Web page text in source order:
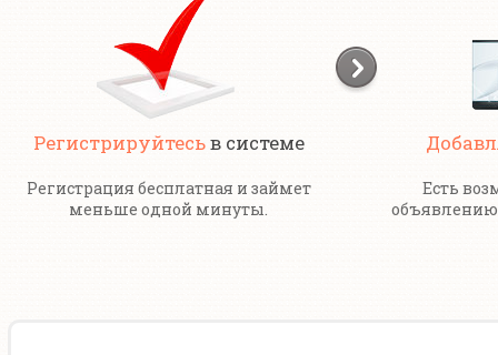
Регистрируйтесьв системе
Регистрация бесплатная и займет
меньше одной минуты.
Есть